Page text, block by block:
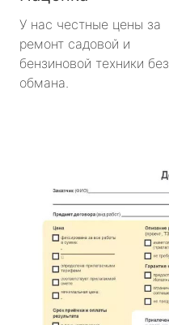
У нас честные цены за
ремонт садовой и
бензиновой техники без
обмана.